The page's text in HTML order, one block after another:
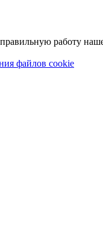
работу
файлов cookie